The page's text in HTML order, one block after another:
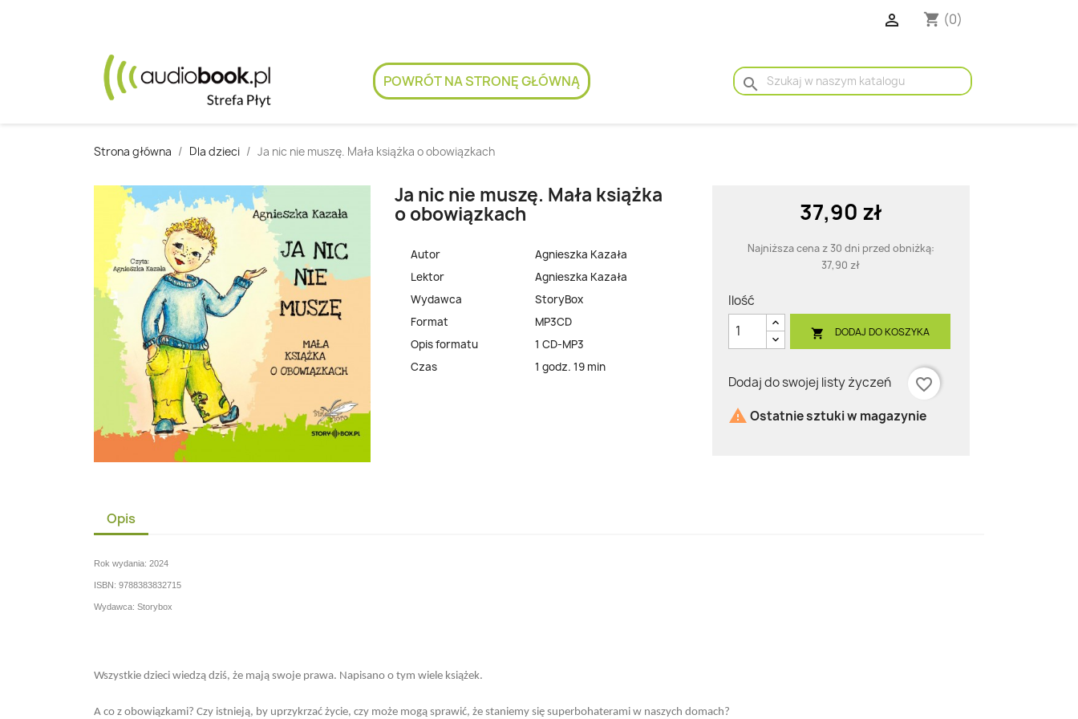
 shopping_cart (0)
POWRÓT NA STRONĘ GŁÓWNĄ search
Strona główna Dla dzieci Ja nic nie muszę. Mała książka o obowiązkach
Ja nic nie muszę. Mała książka
o obowiązkach
Autor
Agnieszka Kazała
Lektor
Agnieszka Kazała
Wydawca
StoryBox
Format
MP3CD
Opis formatu
1 CD-MP3
Czas
1 godz. 19 min
37,90 zł
Najniższa cena z 30 dni przed obniżką:
37,90 zł
Ilość
 DODAJ DO KOSZYKA
Dodaj do swojej listy życzeń
favorite_border
 Ostatnie sztuki w magazynie
Opis
Rok wydania: 2024
ISBN: 9788383832715
Wydawca: Storybox
Wszystkie dzieci wiedzą dziś, że mają swoje prawa. Napisano o tym wiele książek.
A co z obowiązkami? Czy istnieją, by uprzykrzać życie, czy może mogą sprawić, że staniemy się superbohaterami w naszych domach?